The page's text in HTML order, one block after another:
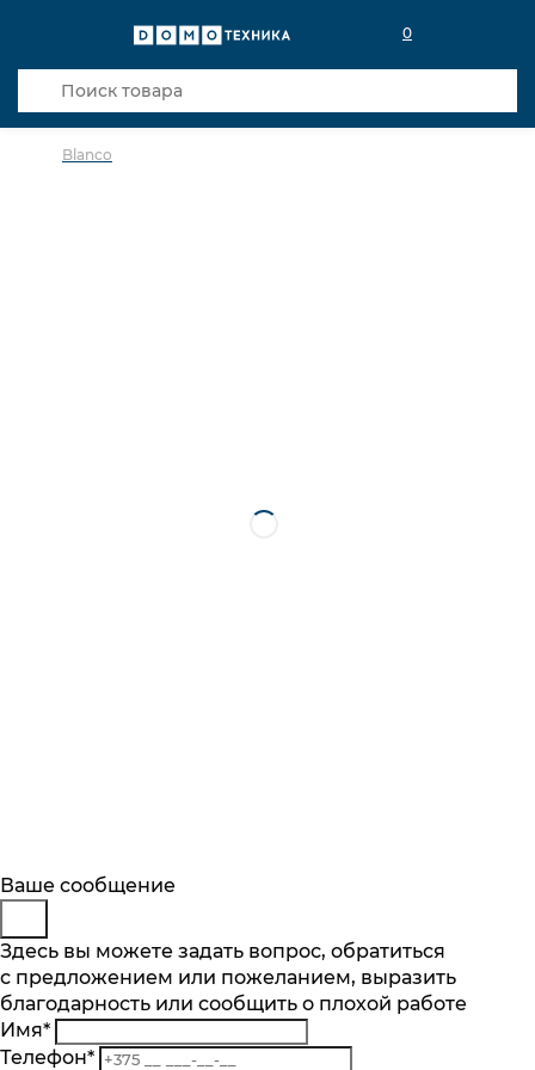
0
Blanco
Описание
Отзывы
Основные характеристики
Количество чаш шт.
1
Материал
Будьте в курсе
Подпишитесь на последние обновления
и узнавайте о новинках и специальных
предложениях первыми
Подписаться
Заказ обратного звонка
Представьтесь
Телефон*
Комментарий
Ваше сообщение
Здесь вы можете задать вопрос, обратиться
с предложением или пожеланием, выразить
благодарность или сообщить о плохой работе
Имя*
Телефон*